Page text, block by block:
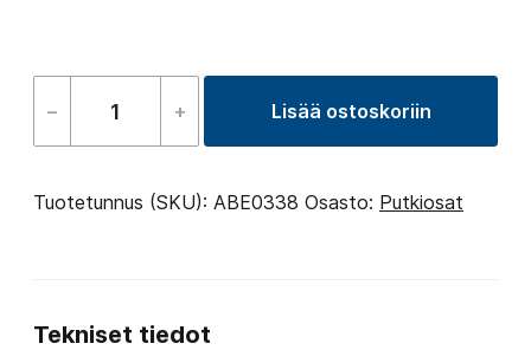
–
T-
allasputkistoon
+ Lisää ostoskoriin
Tuotetunnus (SKU): ABE0338 Osasto: Putkiosat
Tekniset tiedot